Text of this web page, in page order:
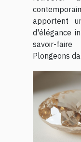
apportent
d'élégance
savoir-
Plongeons